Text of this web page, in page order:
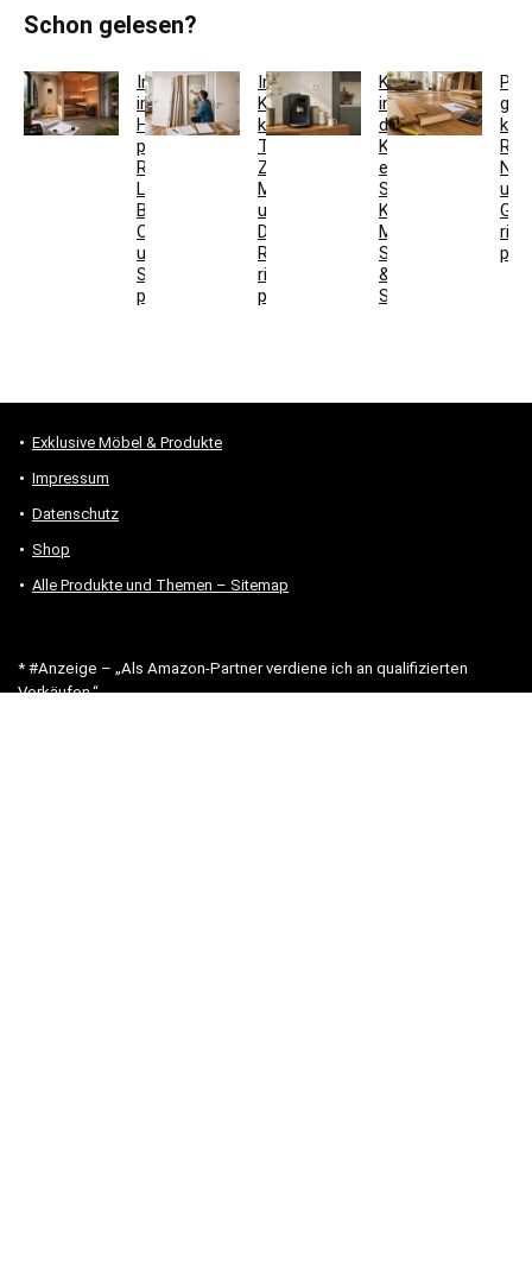
Schon gelesen?
Innensauna
im
Haus
planen:
Raum,
Lüftung,
Boden,
Ofen
und
Stromanschluss
prüfen
Innentür-
Komplettset
kaufen:
Türblatt,
Zarge,
Maße
und
DIN-
Richtung
richtig
prüfen
Kaffeestation
in
der
Küche
einrichten:
Sideboard,
Kaffeeschrank,
Maße,
Steckdosen
&
Stauraum
und
Exklusive Möbel & Produkte
Impressum
Datenschutz
Shop
Alle Produkte und Themen – Sitemap
* #Anzeige – „Als Amazon-Partner verdiene ich an qualifizierten
Verkäufen.“